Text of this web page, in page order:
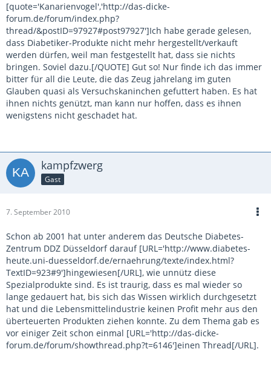
[quote='Kanarienvogel','http://das-dicke-
forum.de/forum/index.php?
thread/&postID=97927#post97927']Ich habe gerade gelesen,
dass Diabetiker-Produkte nicht mehr hergestellt/verkauft
werden dürfen, weil man festgestellt hat, dass sie nichts
bringen. Soviel dazu.[/QUOTE] Gut so! Nur finde ich das immer
bitter für all die Leute, die das Zeug jahrelang im guten
Glauben quasi als Versuchskaninchen gefuttert haben. Es hat
ihnen nichts genützt, man kann nur hoffen, dass es ihnen
wenigstens nicht geschadet hat.
kampfzwerg
Gast
7. September 2010
Schon ab 2001 hat unter anderem das Deutsche Diabetes-
Zentrum DDZ Düsseldorf darauf [URL='http://www.diabetes-
heute.uni-duesseldorf.de/ernaehrung/texte/index.html?
TextID=923#9']hingewiesen[/URL], wie unnütz diese
Spezialprodukte sind. Es ist traurig, dass es mal wieder so
lange gedauert hat, bis sich das Wissen wirklich durchgesetzt
hat und die Lebensmittelindustrie keinen Profit mehr aus den
überteuerten Produkten ziehen konnte. Zu dem Thema gab es
vor einiger Zeit schon einmal [URL='http://das-dicke-
forum.de/forum/showthread.php?t=6146']einen Thread[/URL].